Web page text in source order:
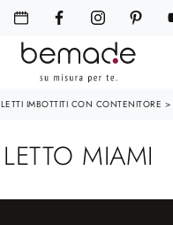
LETTI IMBOTTITI CON CONTENITORE >
LETTO MIAMI